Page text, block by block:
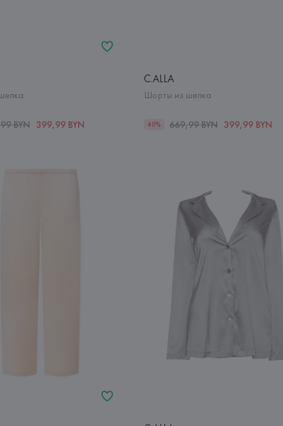
BYN 399,99 BYN
C.ALLA
Шорты из шелка
40% 669,99 BYN 399,99 BYN